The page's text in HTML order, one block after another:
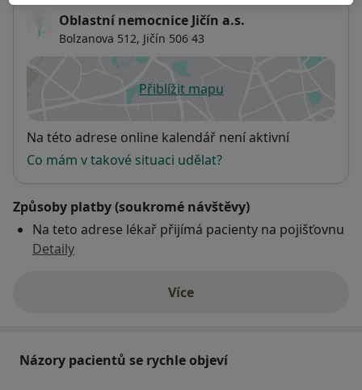
Oblastní nemocnice Jičín a.s.
Bolzanova 512, Jičín 506 43
Přiblížit mapuse otevře v nové záložce
Dostupnost
Na této adrese online kalendář není aktivní
Co mám v takové situaci udělat?
Způsoby platby (soukromé návštěvy)
Na teto adrese lékař přijímá pacienty na pojišťovnu
Detaily
Víceo adrese
Názory pacientů se rychle objeví